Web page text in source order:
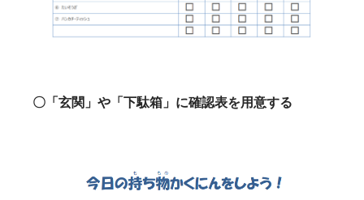
〇「玄関」や「下駄箱」に確認表を用意する